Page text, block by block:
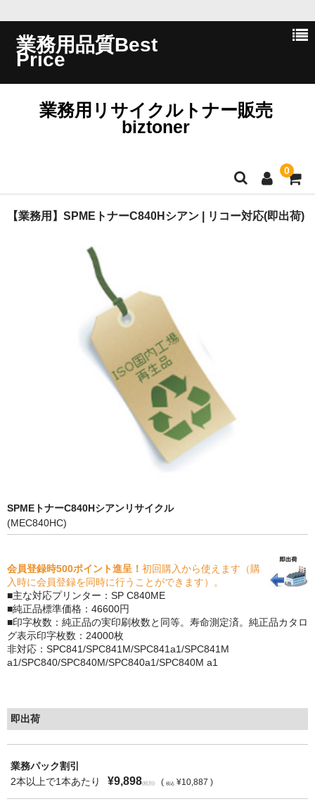
業務用品質Best
Price
業務用リサイクルトナー販売
biztoner
0
ホーム
特定商取引法に基づく表示
貴社都合返品
購入ガイド
トナーの種類と比較
トナー再生の流れ
もっと安い販売店があります。何が違うのですか？
リサイクルトナーの評価
リサイクルトナーの選び方
リサイクルトナーを使える会社、使えない会社
【業務用】SPMEトナーC840Hシアン | リコー対応(即出荷)
SPMEトナーC840Hシアンリサイクル
(MEC840HC)
会員登録時500ポイント進呈！ 初回購入から使えます（購
入時に会員登録を同時に行うことができます）。
■主な対応プリンター：SP C840ME
■純正品標準価格：46600円
■印字枚数：純正品の実印刷枚数と同等。寿命測定済。純正品カタロ
グ表示印字枚数：24000枚
非対応：SPC841/SPC841M/SPC841a1/SPC841M
a1/SPC840/SPC840M/SPC840a1/SPC840M a1
即出荷
業務パック割引
2本以上で1本あたり
¥9,898(税別) ( 税込 ¥10,887 )